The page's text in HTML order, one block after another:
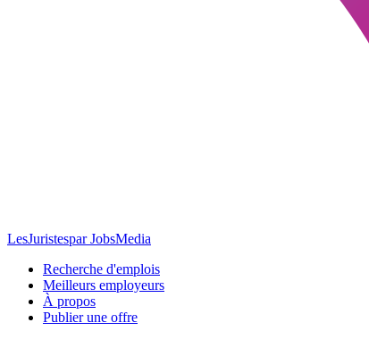
LesJuristespar JobsMedia
Recherche d'emplois
Meilleurs employeurs
À propos
Publier une offre